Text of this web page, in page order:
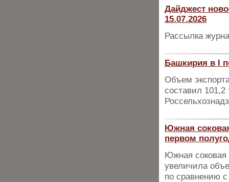
Дайджест
15.07.2026
Рассылка
Башкирия в I
Объем
составил
Южная
первом
Южная соковая
увеличила
по сравнению